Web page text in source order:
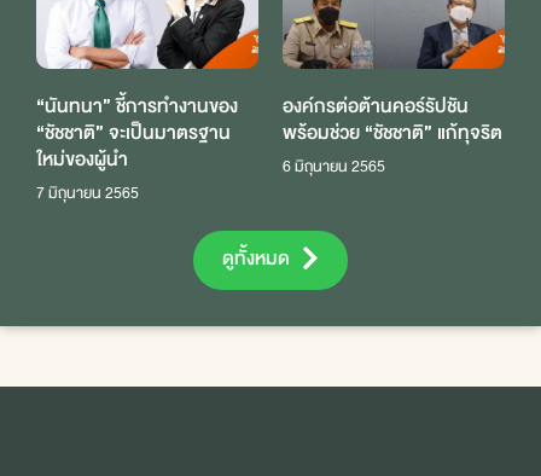
“นันทนา” ชี้การทำงานของ
“ชัชชาติ” จะเป็นมาตรฐาน
ใหม่ของผู้นำ
7 มิถุนายน 2565
องค์กรต่อต้านคอร์รัปชัน
พร้อมช่วย “ชัชชาติ” แก้ทุจริต
6 มิถุนายน 2565
ดูทั้งหมด